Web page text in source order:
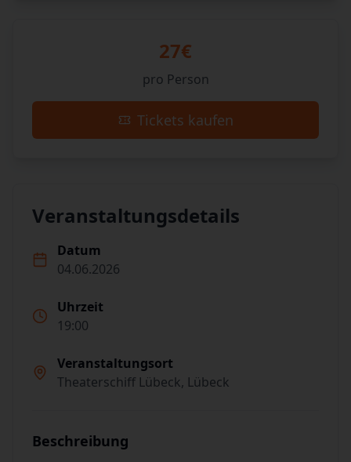
27€
pro Person
Tickets kaufen
Veranstaltungsdetails
Datum
04.06.2026
Uhrzeit
19:00
Veranstaltungsort
Theaterschiff Lübeck, Lübeck
Beschreibung